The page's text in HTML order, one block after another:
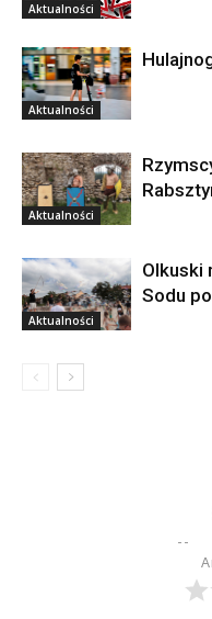
Aktualności
Aktualności
Aktualności
Aktualności
Olkuski
Sodu